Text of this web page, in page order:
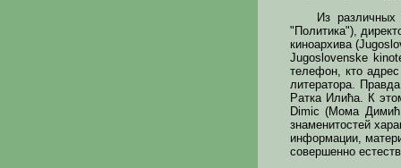
Из
"Политика"),
киноархива
Jugoslovenske
телефон, кто
литератора.
Ратка Илића. К
Dimic (Мома
знаменитостей
информации,
совершенно